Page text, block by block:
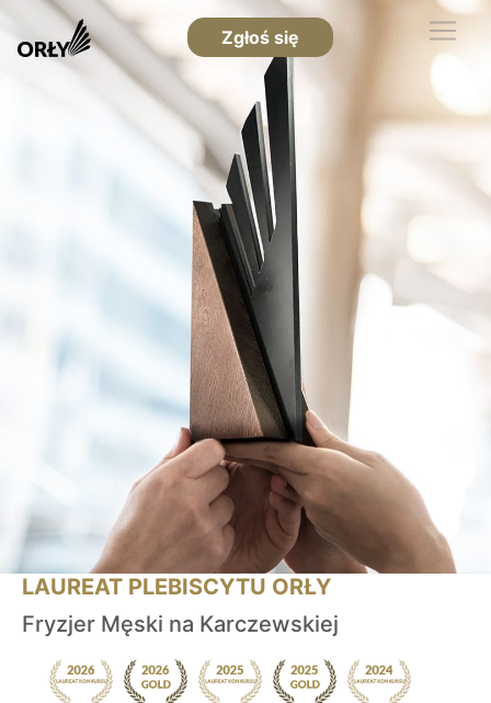
Zgłoś się
LAUREAT PLEBISCYTU ORŁY
Fryzjer Męski na Karczewskiej